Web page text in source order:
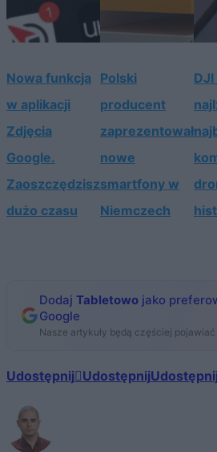
Nowa funkcja
w aplikacji
Zdjęcia
Google.
Zaoszczędzisz
dużo czasu
Polski
producent
zaprezentował
nowe
smartfony w
Niemczech
Dodaj Tabletowo jako
Google
Nasze artykuły będą częściej
Udostępnij Udostępnij